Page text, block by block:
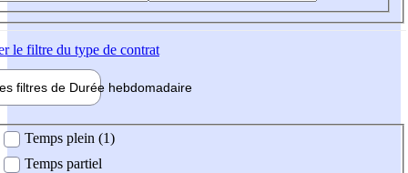
le filtre du type de contrat
filtres de Durée hebdomadaire
Temps plein (1)
Temps partiel